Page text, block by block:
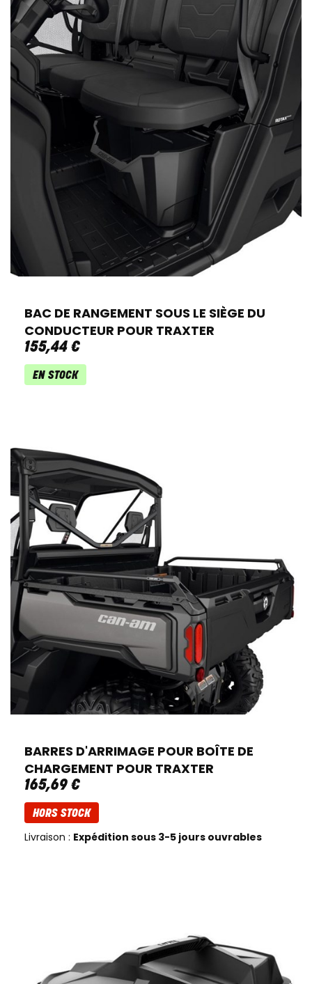
BAC DE RANGEMENT SOUS LE SIÈGE DU
CONDUCTEUR POUR TRAXTER
155,44 €
EN STOCK
BARRES D'ARRIMAGE POUR BOÎTE DE
CHARGEMENT POUR TRAXTER
165,69 €
HORS STOCK
Livraison : Expédition sous 3-5 jours ouvrables